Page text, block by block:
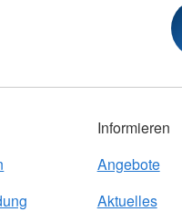
Informieren
Angebote
Aktuelles